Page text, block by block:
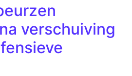
verschuiving